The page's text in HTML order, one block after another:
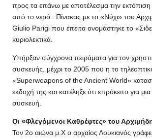
προς τα επάνω με αποτέλεσμα την
από το νερό . Πίνακας με το «Νύχι» του
Giulio Parigi που έπειτα ονομάστηκε το
κυριολεκτικά.
Υπήρξαν σύγχρονα πειράματα για τον
συσκευής, μέχρι το 2005 που η το
«Superweapons of the Ancient World»
εκδοχή της και κατέληξε ότι επρόκειτο για μια
συσκευή.
Οι «Φλεγόμενοι Καθρέφτες» του
Τον 2ο αιώνα μ.Χ ο αρχαίος Λουκιανός